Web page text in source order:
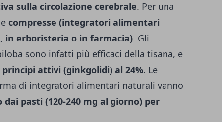
sulla circolazione cerebrale. Per una
compresse (integratori alimentari
in erboristeria o in farmacia). Gli
sono infatti più efficaci della tisana, e
attivi (ginkgolidi) al 24%. Le
di integratori alimentari naturali vanno
pasti (120-240 mg al giorno) per